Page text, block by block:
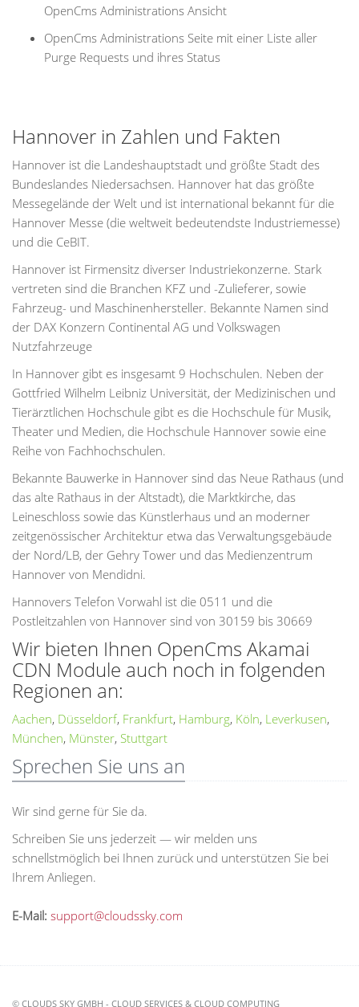
OpenCms Administrations Ansicht
OpenCms Administrations Seite mit einer Liste aller
Purge Requests und ihres Status
Hannover in Zahlen und Fakten
Hannover ist die Landeshauptstadt und größte Stadt des
Bundeslandes Niedersachsen. Hannover hat das größte
Messegelände der Welt und ist international bekannt für die
Hannover Messe (die weltweit bedeutendste Industriemesse)
und die CeBIT.
Hannover ist Firmensitz diverser Industriekonzerne. Stark
vertreten sind die Branchen KFZ und -Zulieferer, sowie
Fahrzeug- und Maschinenhersteller. Bekannte Namen sind
der DAX Konzern Continental AG und Volkswagen
Nutzfahrzeuge
In Hannover gibt es insgesamt 9 Hochschulen. Neben der
Gottfried Wilhelm Leibniz Universität, der Medizinischen und
Tierärztlichen Hochschule gibt es die Hochschule für Musik,
Theater und Medien, die Hochschule Hannover sowie eine
Reihe von Fachhochschulen.
Bekannte Bauwerke in Hannover sind das Neue Rathaus (und
das alte Rathaus in der Altstadt), die Marktkirche, das
Leineschloss sowie das Künstlerhaus und an moderner
zeitgenössischer Architektur etwa das Verwaltungsgebäude
der Nord/LB, der Gehry Tower und das Medienzentrum
Hannover von Mendidni.
Hannovers Telefon Vorwahl ist die 0511 und die
Postleitzahlen von Hannover sind von 30159 bis 30669
Wir bieten Ihnen OpenCms Akamai
CDN Module auch noch in folgenden
Regionen an:
Aachen, Düsseldorf, Frankfurt, Hamburg, Köln, Leverkusen,
München, Münster, Stuttgart
Sprechen Sie uns an
Wir sind gerne für Sie da.
Schreiben Sie uns jederzeit — wir melden uns
schnellstmöglich bei Ihnen zurück und unterstützen Sie bei
Ihrem Anliegen.
E-Mail: support@cloudssky.com
© CLOUDS SKY GMBH - CLOUD SERVICES & CLOUD COMPUTING